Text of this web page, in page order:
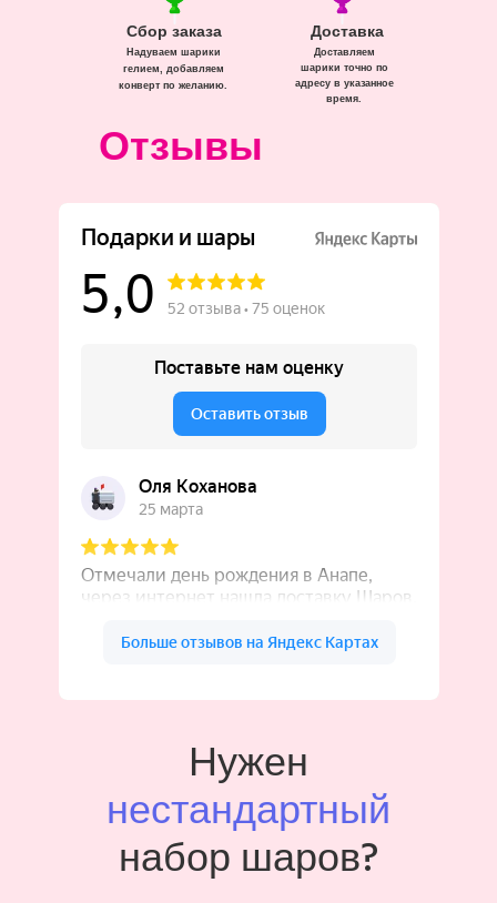
Доставка
Доставляем
шарики точно по
адресу в указанное
время.
Сбор заказа
Надуваем шарики
гелием, добавляем
конверт по желанию.
Отзывы
Нужен
нестандартный
набор шаров?